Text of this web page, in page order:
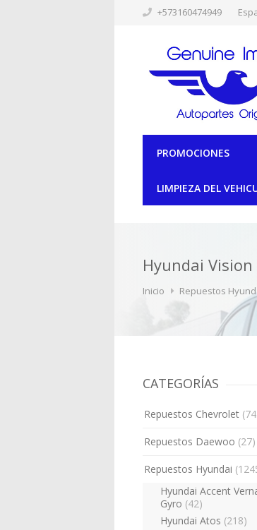
+573160474949
PROMOCIONES
LIMPIEZA DEL
Hyundai Vision
Inicio Repuestos
CATEGORÍAS
Repuestos Chevrolet
Repuestos Daewoo (27)
Repuestos Hyundai
Hyundai Accent
Gyro (42)
Hyundai Atos (218)